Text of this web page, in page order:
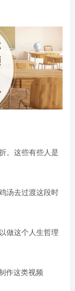
。这些有些人是
汤去过渡这段时
做这个人生哲理
作这类视频